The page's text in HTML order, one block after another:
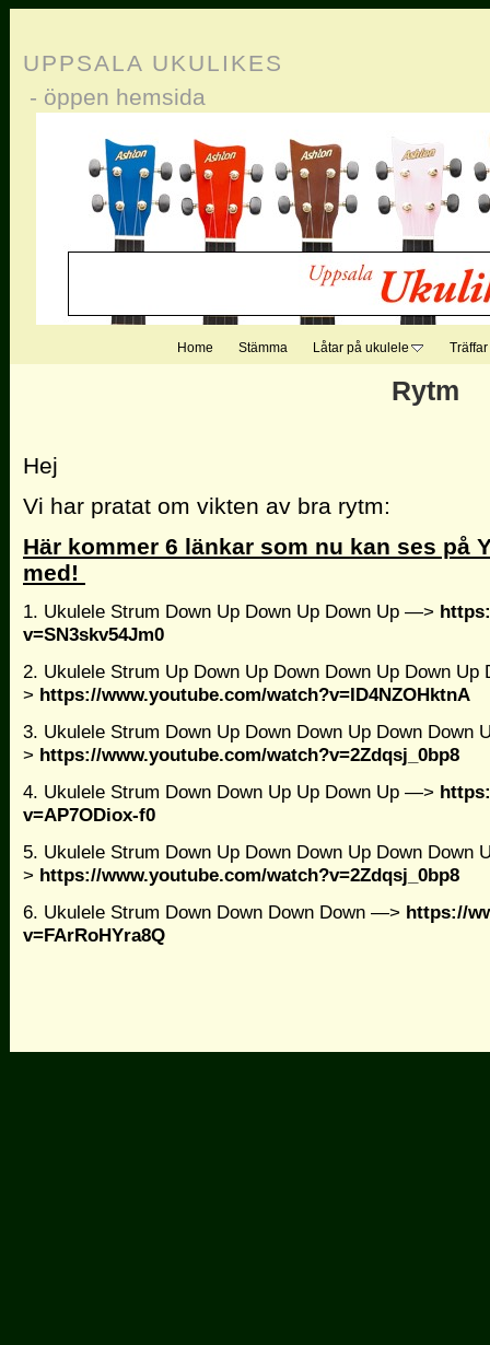
UPPSALA UKULIKES
- öppen hemsida
Home Stämma Låtar på ukulele Träffar
Rytm
Hej
Vi har pratat om vikten av bra rytm:
Här kommer 6 länkar som nu kan ses på
med!
1. Ukulele Strum Down Up Down Up Down Up —>
v=SN3skv54Jm0
2. Ukulele Strum Up Down Up Down Down Up Down
> https://www.youtube.com/watch?v=ID4NZOHktnA
3. Ukulele Strum Down Up Down Down Up Down Down
> https://www.youtube.com/watch?v=2Zdqsj_0bp8
4. Ukulele Strum Down Down Up Up Down Up —>
v=AP7ODiox-f0
5. Ukulele Strum Down Up Down Down Up Down
> https://www.youtube.com/watch?v=2Zdqsj_0bp8
6. Ukulele Strum Down Down Down Down —> https://
v=FArRoHYra8Q